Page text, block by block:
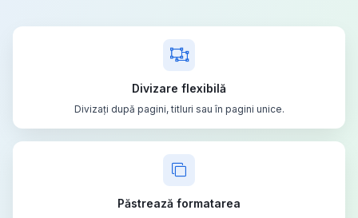
Divizare flexibilă
Divizați după pagini, titluri sau în pagini unice.
Păstrează formatarea